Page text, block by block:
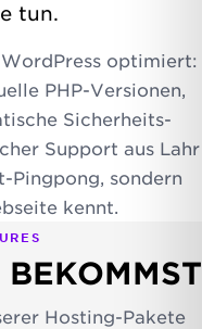
tun.
optimiert:
PHP-Versionen,
Sicherheits-
Support aus Lahr
Pingpong, sondern
kennt.
Hosting-Pakete